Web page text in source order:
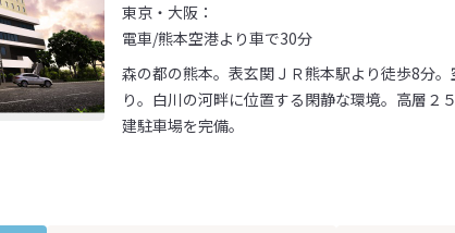
東京・大阪：
電車/熊本空港より車で30分
森の都の熊本。表玄関ＪＲ熊本駅より徒歩8分
り。白川の河畔に位置する閑静な環境。高層２
建駐車場を完備。